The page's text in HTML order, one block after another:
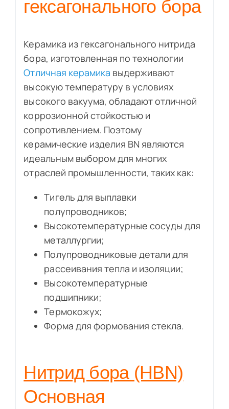
гексагонального бора
Керамика из гексагонального нитрида
бора, изготовленная по технологии
Отличная керамика выдерживают
высокую температуру в условиях
высокого вакуума, обладают отличной
коррозионной стойкостью и
сопротивлением. Поэтому
керамические изделия BN являются
идеальным выбором для многих
отраслей промышленности, таких как:
Тигель для выплавки
полупроводников;
Высокотемпературные сосуды для
металлургии;
Полупроводниковые детали для
рассеивания тепла и изоляции;
Высокотемпературные
подшипники;
Термокожух;
Форма для формования стекла.
Нитрид бора (HBN)
Основная